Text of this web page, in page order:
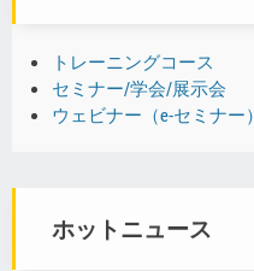
トレーニングコース
セミナー/学会/展示会
ウェビナー（e-セミナー）
ホットニュース